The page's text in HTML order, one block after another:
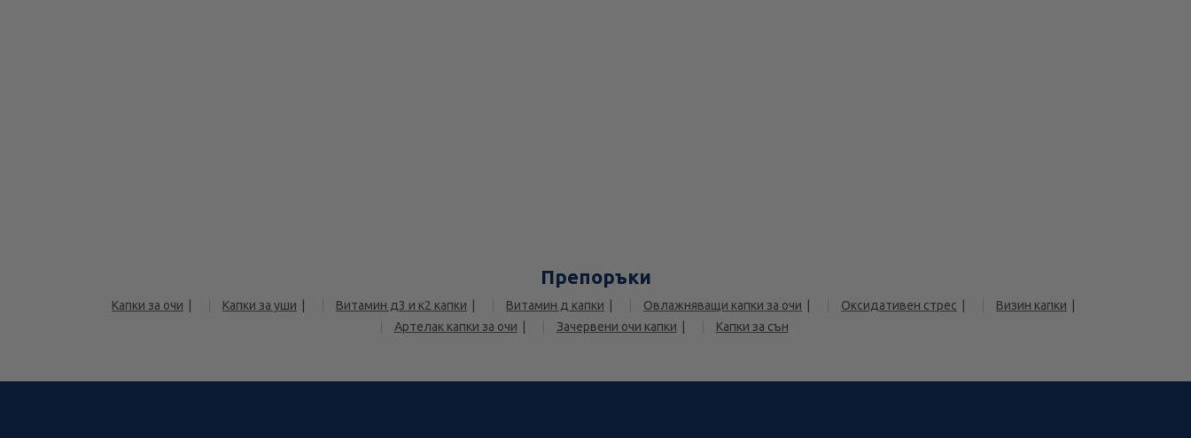
Препоръки
Капки за очи Капки за уши Витамин д3 и к2 капки Витамин д капки Овлажняващи капки за очи Оксидативен стрес
Визин капки
Артелак капки за очи
Зачервени очи капки Капки за сън